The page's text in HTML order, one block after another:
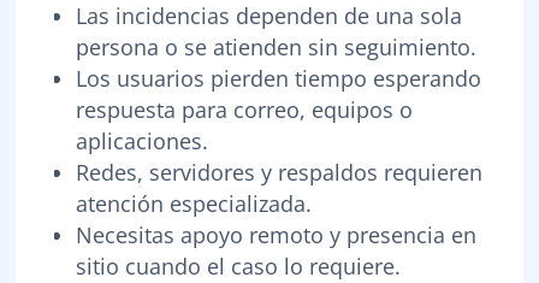
Las incidencias dependen de una sola
persona o se atienden sin seguimiento.
Los usuarios pierden tiempo esperando
respuesta para correo, equipos o
aplicaciones.
Redes, servidores y respaldos requieren
atención especializada.
Necesitas apoyo remoto y presencia en
sitio cuando el caso lo requiere.